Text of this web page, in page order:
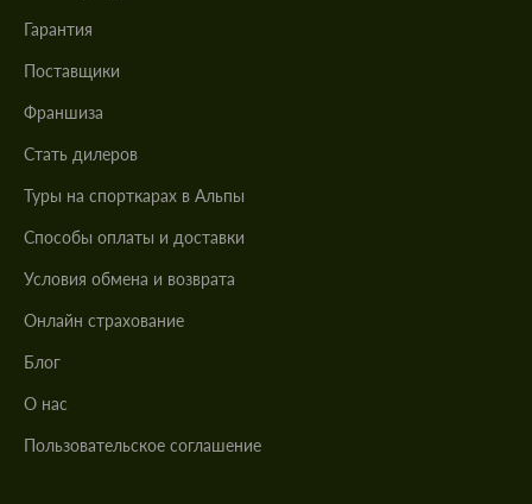
Гарантия
Поставщики
Франшиза
Стать дилеров
Туры на спорткарах в Альпы
Cпособы оплаты и доставки
Условия обмена и возврата
Онлайн страхование
Блог
О нас
Пользовательское соглашение